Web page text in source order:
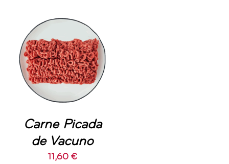
AÑADIR AL
CARRITO
/
DETALLES
Carne Picada
de Vacuno
11,60 €